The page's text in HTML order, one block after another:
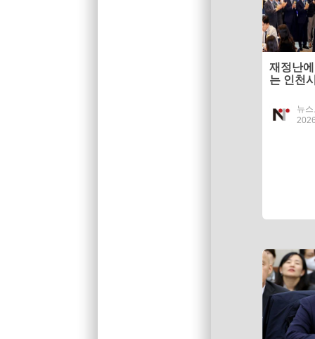
재정난
는 인천
뉴